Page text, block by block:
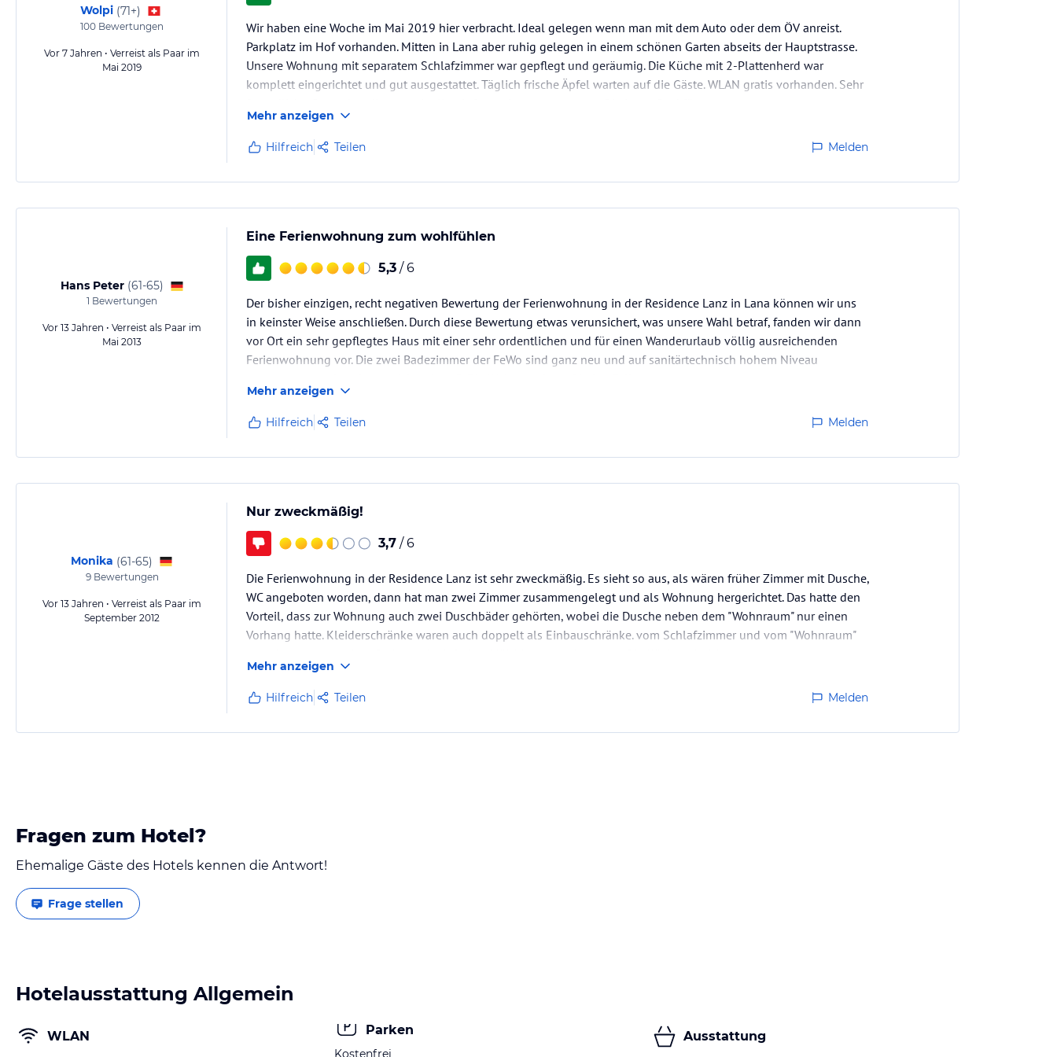
Wolpi (71+)
100 Bewertungen
Vor 7 Jahren • Verreist als Paar im
Mai 2019
Wir haben eine Woche im Mai 2019 hier verbracht. Ideal gelegen wenn man mit dem Auto oder dem ÖV anreist.
Parkplatz im Hof vorhanden. Mitten in Lana aber ruhig gelegen in einem schönen Garten abseits der Hauptstrasse.
Unsere Wohnung mit separatem Schlafzimmer war gepflegt und geräumig. Die Küche mit 2-Plattenherd war
komplett eingerichtet und gut ausgestattet. Täglich frische Äpfel warten auf die Gäste. WLAN gratis vorhanden. Sehr
Mehr anzeigen
Hilfreich Teilen Melden
Hans Peter (61-65)
1 Bewertungen
Vor 13 Jahren • Verreist als Paar im
Mai 2013
Eine Ferienwohnung zum wohlfühlen
5,3 / 6
Der bisher einzigen, recht negativen Bewertung der Ferienwohnung in der Residence Lanz in Lana können wir uns
in keinster Weise anschließen. Durch diese Bewertung etwas verunsichert, was unsere Wahl betraf, fanden wir dann
vor Ort ein sehr gepflegtes Haus mit einer sehr ordentlichen und für einen Wanderurlaub völlig ausreichenden
Ferienwohnung vor. Die zwei Badezimmer der FeWo sind ganz neu und auf sanitärtechnisch hohem Niveau
Mehr anzeigen
Hilfreich Teilen Melden
Monika (61-65)
9Bewertungen
Vor 13 Jahren • Verreist als Paar im
September 2012
Nur zweckmäßig!
3,7 / 6
Die Ferienwohnung in der Residence Lanz ist sehr zweckmäßig. Es sieht so aus, als wären früher Zimmer mit Dusche,
WC angeboten worden, dann hat man zwei Zimmer zusammengelegt und als Wohnung hergerichtet. Das hatte den
Vorteil, dass zur Wohnung auch zwei Duschbäder gehörten, wobei die Dusche neben dem "Wohnraum" nur einen
Vorhang hatte. Kleiderschränke waren auch doppelt als Einbauschränke. vom Schlafzimmer und vom "Wohnraum"
Mehr anzeigen
Hilfreich Teilen Melden
Fragen zum Hotel?
Ehemalige Gäste des Hotels kennen die Antwort!
Frage stellen
Hotelausstattung Allgemein
WLAN Parken
Kostenfrei
Ausstattung